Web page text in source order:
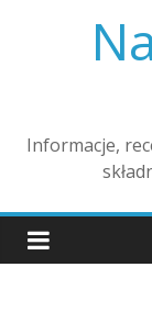
Informacje,